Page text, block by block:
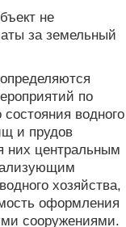
не
за земельный
по
водного
и прудов
них центральным
хозяйства,
оформления
сооружениями.